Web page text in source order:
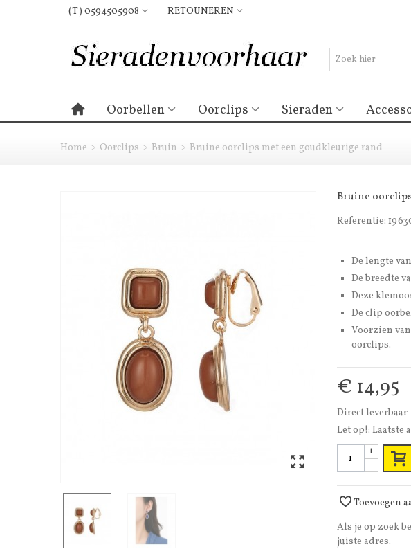
(T) 0594505908 RETOUNEREN
Oorbellen Oorclips Sieraden
Home > Oorclips > Bruin > Bruine oorclips met een goudkleurige rand
Bruine
Referentie:
De lengte
De breedte
Deze
De clip
Voorzien
oorclips.
€ 14,95
Direct leverbaar
Let op!: Laatste
-
+
Toevoegen
Als je op zoek
juiste adres.